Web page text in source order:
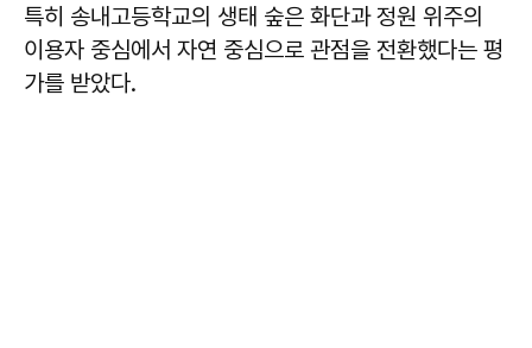
특히 송내고등학교의 생태 숲은 화단과 정원 위주의
이용자 중심에서 자연 중심으로 관점을 전환했다는 평
가를 받았다.